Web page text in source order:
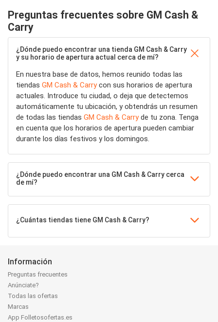
Preguntas frecuentes sobre GM Cash &
Carry
¿Dónde puedo encontrar una tienda GM Cash & Carry
y su horario de apertura actual cerca de mí?
En nuestra base de datos, hemos reunido todas las
tiendas GM Cash & Carrycon sus horarios de apertura
actuales. Introduce tu ciudad, o deja que detectemos
automáticamente tu ubicación, y obtendrás un resumen
de todas las tiendas GM Cash & Carryde tu zona. Tenga
en cuenta que los horarios de apertura pueden cambiar
durante los días festivos y los domingos.
¿Dónde puedo encontrar una GM Cash & Carry cerca
de mí?
¿Cuántas tiendas tiene GM Cash & Carry?
Información
Preguntas frecuentes
Anúnciate?
Todas las ofertas
Marcas
App Folletosofertas.es